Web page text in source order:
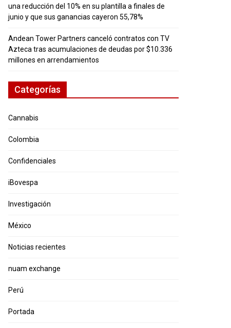
una reducción del 10% en su plantilla a finales de
junio y que sus ganancias cayeron 55,78%
Andean Tower Partners canceló contratos con TV
Azteca tras acumulaciones de deudas por $10.336
millones en arrendamientos
Categorías
Cannabis
Colombia
Confidenciales
iBovespa
Investigación
México
Noticias recientes
nuam exchange
Perú
Portada